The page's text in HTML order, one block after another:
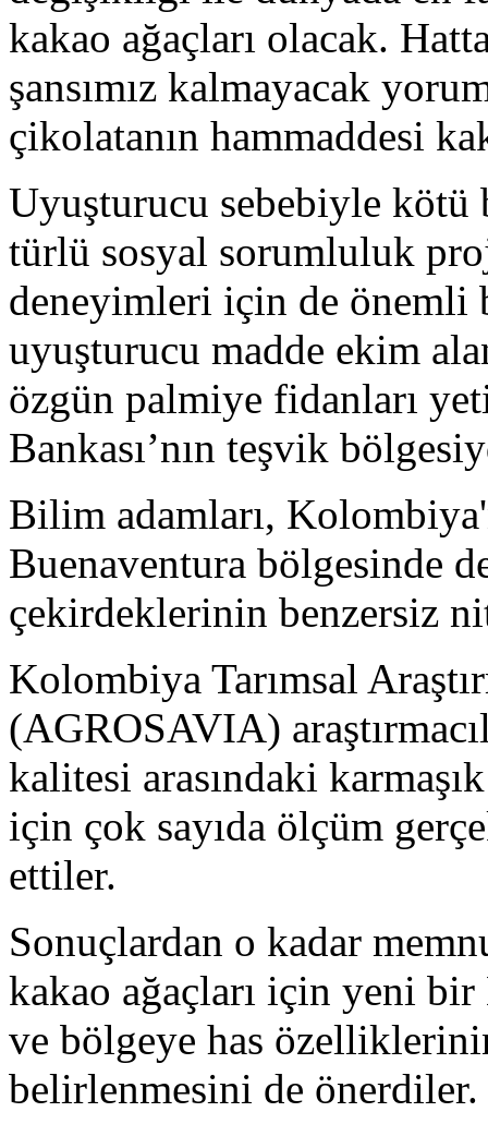
kakao ağaçları olacak.
şansımız kalmayacak
çikolatanın hammaddesi
Uyuşturucu sebebiyle kötü
türlü sosyal sorumluluk
deneyimleri için de önemli
uyuşturucu madde ekim
özgün palmiye fidanları
Bankası’nın teşvik
Bilim adamları,
Buenaventura bölgesinde
çekirdeklerinin benzersiz
Kolombiya Tarımsal
(AGROSAVIA)
kalitesi arasındaki
için çok sayıda ölçüm
ettiler.
Sonuçlardan o kadar
kakao ağaçları için yeni
ve bölgeye has
belirlenmesini de önerdiler.